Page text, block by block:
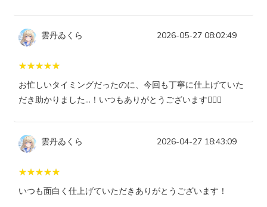
雲丹ゐくら 2026-05-27 08:02:49
お忙しいタイミングだったのに、今回も丁寧に仕上げていた
だき助かりました…！いつもありがとうございます🙇‍♀️✨
雲丹ゐくら 2026-04-27 18:43:09
いつも面白く仕上げていただきありがとうございます！